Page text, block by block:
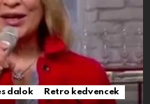
dalok Retro kedvencek